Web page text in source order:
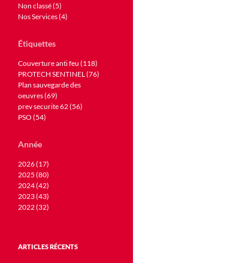
Non classé (5)
Nos Services (4)
Étiquettes
Couverture anti feu (118)
PROTECH SENTINEL (76)
Plan sauvegarde des
oeuvres (69)
prev securite 62 (56)
PSO (54)
Année
2026 (17)
2025 (80)
2024 (42)
2023 (43)
2022 (32)
ARTICLES RÉCENTS